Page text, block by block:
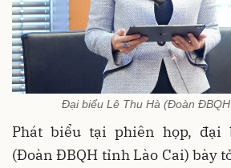
Đại biểu Lê Thu Hà (Đoàn
Phát biểu tại phiên họp, đại
(Đoàn ĐBQH tỉnh Lào Cai) bày